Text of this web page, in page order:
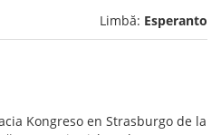
Limbă: Esperanto
Kongreso en Strasburgo de la